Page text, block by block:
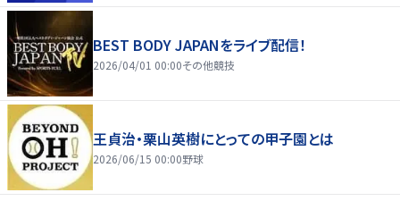
BEST BODY JAPANをライブ配信！
2026/04/01 00:00その他競技
王貞治・栗山英樹にとっての甲子園とは
2026/06/15 00:00野球